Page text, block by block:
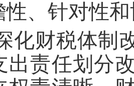
性、针对性
化财税体
出责任划分